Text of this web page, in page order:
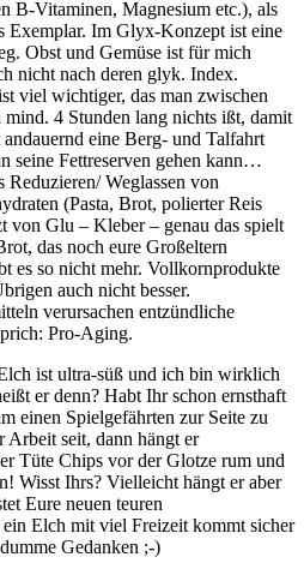
B-Vitaminen, Magnesium etc.), als
Exemplar. Im Glyx-Konzept ist eine
Obst und Gemüse ist für mich
nicht nach deren glyk. Index.
viel wichtiger, das man zwischen
4 Stunden lang nichts ißt, damit
eine Berg- und Talfahrt
seine Fettreserven gehen kann…
Reduzieren/ Weglassen von
(Pasta, Brot, polierter Reis
von Glu – Kleber – genau das spielt
das noch eure Großeltern
es so nicht mehr. Vollkornprodukte
auch nicht besser.
verursachen entzündliche
Pro-Aging.
ist ultra-süß und ich bin wirklich
er denn? Habt Ihr schon ernsthaft
einen Spielgefährten zur Seite zu
Arbeit seit, dann hängt er
Tüte Chips vor der Glotze rum und
Wisst Ihrs? Vielleicht hängt er aber
Eure neuen teuren
Elch mit viel Freizeit kommt sicher
Gedanken ;-)